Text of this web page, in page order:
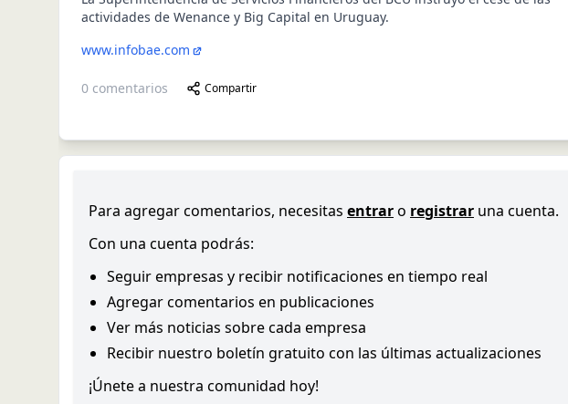
actividades de Wenance y Big Capital en Uruguay.
www.infobae.com
0 comentarios Compartir
Para agregar comentarios, necesitas entraro registrar una cuenta.
Con una cuenta podrás:
Seguir empresas y recibir notificaciones en tiempo real
Agregar comentarios en publicaciones
Ver más noticias sobre cada empresa
Recibir nuestro boletín gratuito con las últimas actualizaciones
¡Únete a nuestra comunidad hoy!